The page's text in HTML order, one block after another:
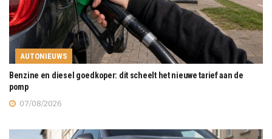
AUTONIEUWS
Benzine en diesel goedkoper: dit scheelt het nieuwe tarief aan de
pomp
07/08/2026